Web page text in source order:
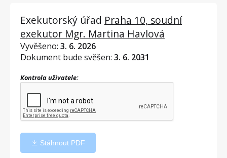
Exekutorský úřad Praha 10, soudní
exekutor Mgr. Martina Havlová
Vyvěšeno: 3. 6. 2026
Dokument bude svěšen: 3. 6. 2031
Kontrola uživatele:
Stáhnout PDF